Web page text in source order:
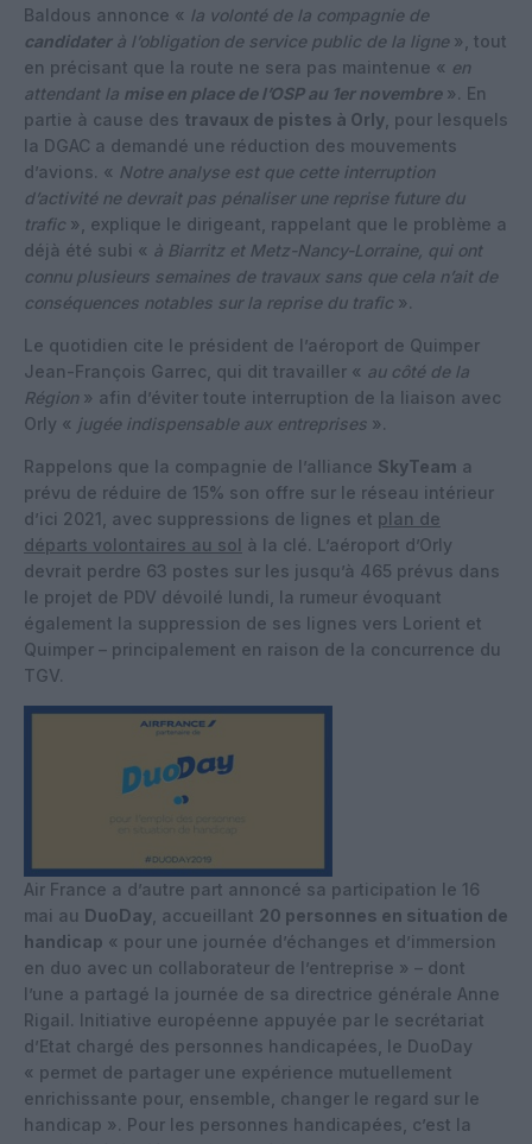
Baldous annonce « la volonté de la compagnie de
candidaterà l’obligation de service public de la ligne », tout
en précisant que la route ne sera pas maintenue « en
attendant la mise en place de l’OSP au 1er novembre». En
partie à cause des travaux de pistes à Orly , pour lesquels
la DGAC a demandé une réduction des mouvements
d’avions. « Notre analyse est que cette interruption
d’activité ne devrait pas pénaliser une reprise future du
trafic », explique le dirigeant, rappelant que le problème a
déjà été subi « à Biarritz et Metz-Nancy-Lorraine, qui ont
connu plusieurs semaines de travaux sans que cela n’ait de
conséquences notables sur la reprise du trafic ».
Le quotidien cite le président de l’aéroport de Quimper
Jean-François Garrec, qui dit travailler « au côté de la
Région » afin d’éviter toute interruption de la liaison avec
Orly « jugée indispensable aux entreprises ».
Rappelons que la compagnie de l’alliance SkyTeam a
prévu de réduire de 15% son offre sur le réseau intérieur
d’ici 2021, avec suppressions de lignes et plan de
départs volontaires au sol à la clé. L’aéroport d’Orly
devrait perdre 63 postes sur les jusqu’à 465 prévus dans
le projet de PDV dévoilé lundi, la rumeur évoquant
également la suppression de ses lignes vers Lorient et
Quimper – principalement en raison de la concurrence du
TGV.
Air France a d’autre part annoncé sa participation le 16
mai au DuoDay, accueillant 20 personnes en situation de
handicap « pour une journée d’échanges et d’immersion
en duo avec un collaborateur de l’entreprise » – dont
l’une a partagé la journée de sa directrice générale Anne
Rigail. Initiative européenne appuyée par le secrétariat
d’Etat chargé des personnes handicapées, le DuoDay
« permet de partager une expérience mutuellement
enrichissante pour, ensemble, changer le regard sur le
handicap ». Pour les personnes handicapées, c’est la